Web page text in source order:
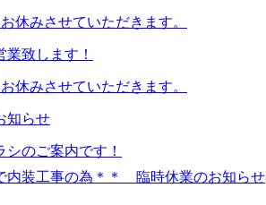
休みさせていただきます。
致します！
休みさせていただきます。
知らせ
のご案内です！
内装工事の為＊＊ 臨時休業のお知らせ